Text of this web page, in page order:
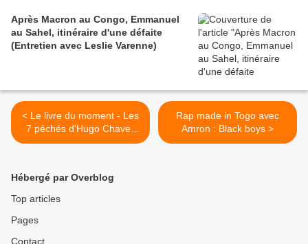
Après Macron au Congo, Emmanuel
au Sahel, itinéraire d'une défaite
(Entretien avec Leslie Varenne)
< Le livre du moment - Les
7 péchés d'Hugo Chavez
de Michel Collon
Rap made in Togo avec
Amron : Black boys >
Hébergé par Overblog
Top articles
Pages
Contact